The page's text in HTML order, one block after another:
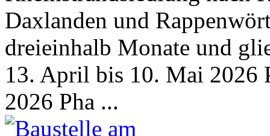
Daxlanden und
dreieinhalb Monate und
13. April bis 10. Mai 2026
2026 Pha ...